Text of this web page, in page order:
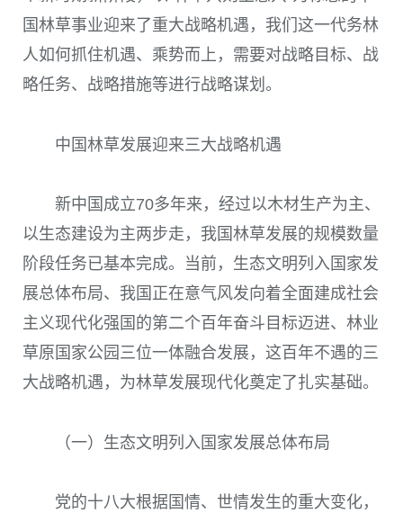
国林草事业迎来了重大战略机遇，我们这一代务林
人如何抓住机遇、乘势而上，需要对战略目标、战
略任务、战略措施等进行战略谋划。
中国林草发展迎来三大战略机遇
新中国成立70多年来，经过以木材生产为主、
以生态建设为主两步走，我国林草发展的规模数量
阶段任务已基本完成。当前，生态文明列入国家发
展总体布局、我国正在意气风发向着全面建成社会
主义现代化强国的第二个百年奋斗目标迈进、林业
草原国家公园三位一体融合发展，这百年不遇的三
大战略机遇，为林草发展现代化奠定了扎实基础。
（一）生态文明列入国家发展总体布局
党的十八大根据国情、世情发生的重大变化，